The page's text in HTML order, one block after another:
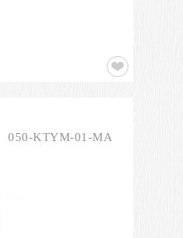
050-KTYM-01-MA